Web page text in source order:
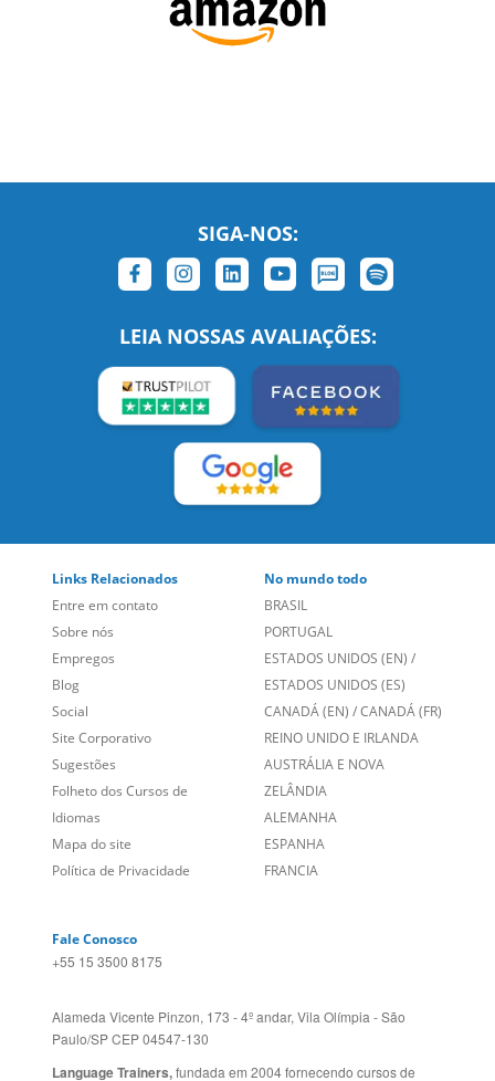
SIGA-NOS:
LEIA NOSSAS AVALIAÇÕES:
Links Relacionados
Entre em contato
Sobre nós
Empregos
Blog
Social
Site Corporativo
Sugestões
Folheto dos Cursos de
Idiomas
Mapa do site
Política de Privacidade
No mundo todo
BRASIL
PORTUGAL
ESTADOS UNIDOS (EN) /
ESTADOS UNIDOS (ES)
CANADÁ (EN) /CANADÁ (FR)
REINO UNIDO E IRLANDA
AUSTRÁLIA E NOVA
ZELÂNDIA
ALEMANHA
ESPANHA
FRANCIA
Fale Conosco
+55 15 3500 8175
Alameda Vicente Pinzon, 173 - 4º andar, Vila Olímpia - São
Paulo/SP CEP 04547-130
Language Trainers,fundada em 2004 fornecendo cursos de